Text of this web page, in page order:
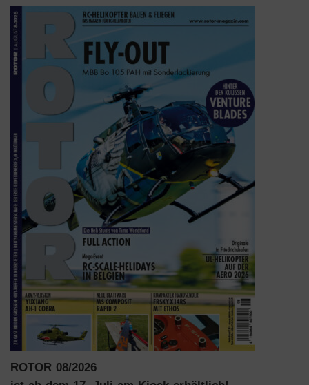
ROTOR 08/2026